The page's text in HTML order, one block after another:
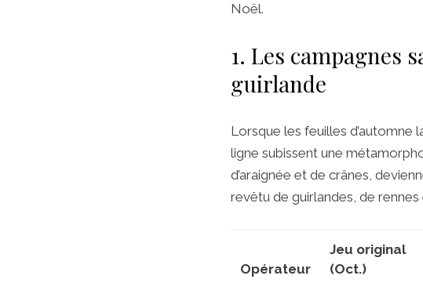
Noël.
1. Les campagnes
guirlande
Lorsque les feuilles d’automne
ligne subissent une
d’araignée et de crânes,
revêtu de guirlandes, de
Opérateur
Jeu original
(Oct.)